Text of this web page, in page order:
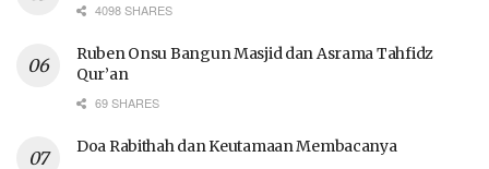
4098 SHARES
Ruben Onsu Bangun Masjid dan Asrama Tahfidz
Qur’an
69 SHARES
Doa Rabithah dan Keutamaan Membacanya